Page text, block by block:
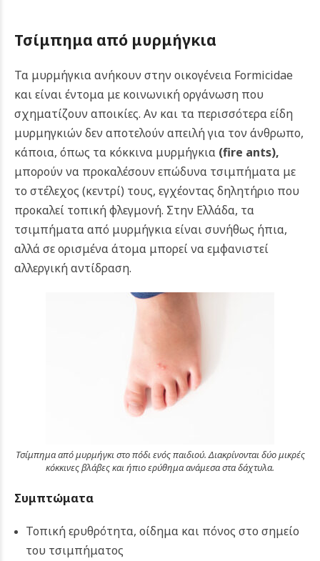
Τσίμπημα από μυρμήγκια
Τα μυρμήγκια ανήκουν στην οικογένεια Formicidae
και είναι έντομα με κοινωνική οργάνωση που
σχηματίζουν αποικίες. Αν και τα περισσότερα είδη
μυρμηγκιών δεν αποτελούν απειλή για τον άνθρωπο,
κάποια, όπως τα κόκκινα μυρμήγκια (fire ants),
μπορούν να προκαλέσουν επώδυνα τσιμπήματα με
το στέλεχος (κεντρί) τους, εγχέοντας δηλητήριο που
προκαλεί τοπική φλεγμονή. Στην Ελλάδα, τα
τσιμπήματα από μυρμήγκια είναι συνήθως ήπια,
αλλά σε ορισμένα άτομα μπορεί να εμφανιστεί
αλλεργική αντίδραση.
Τσίμπημα από μυρμήγκι στο πόδι ενός παιδιού. Διακρίνονται δύο μικρές
κόκκινες βλάβες και ήπιο ερύθημα ανάμεσα στα δάχτυλα.
Συμπτώματα
Τοπική ερυθρότητα, οίδημα και πόνος στο σημείο
του τσιμπήματος